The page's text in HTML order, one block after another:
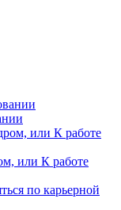
или К работе